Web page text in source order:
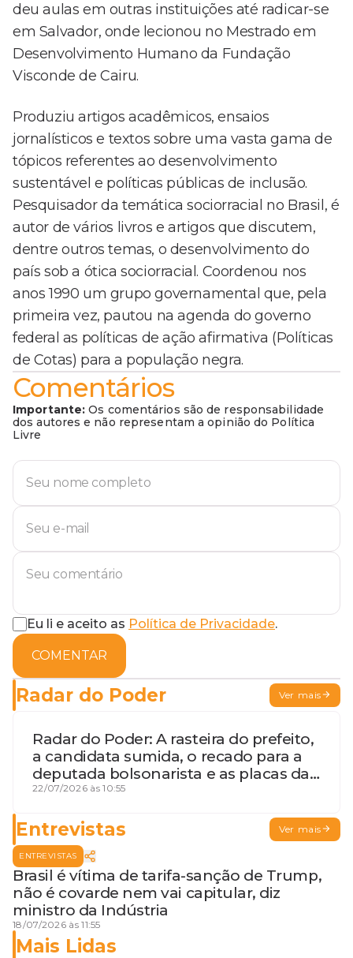
deu aulas em outras instituições até radicar-se
em Salvador, onde lecionou no Mestrado em
Desenvolvimento Humano da Fundação
Visconde de Cairu.
Produziu artigos acadêmicos, ensaios
jornalísticos e textos sobre uma vasta gama de
tópicos referentes ao desenvolvimento
sustentável e políticas públicas de inclusão.
Pesquisador da temática sociorracial no Brasil, é
autor de vários livros e artigos que discutem,
dentre outros temas, o desenvolvimento do
país sob a ótica sociorracial. Coordenou nos
anos 1990 um grupo governamental que, pela
primeira vez, pautou na agenda do governo
federal as políticas de ação afirmativa (Políticas
de Cotas) para a população negra.
Comentários
Importante: Os comentários são de responsabilidade
dos autores e não representam a opinião do Política
Livre
Eu li e aceito as Política de Privacidade.
COMENTAR
Radar do Poder Ver mais
Radar do Poder: A rasteira do prefeito,
a candidata sumida, o recado para a
deputada bolsonarista e as placas da
discórdia
22/07/2026 às 10:55
Entrevistas Ver mais
ENTREVISTAS
Brasil é vítima de tarifa-sanção de Trump,
não é covarde nem vai capitular, diz
ministro da Indústria
18/07/2026 às 11:55
Mais Lidas